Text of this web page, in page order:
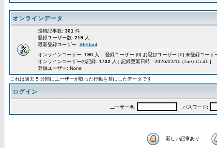
オンラインデータ
投稿記事数: 361 件
登録ユーザー数: 219 人
最新登録ユーザー: Stellaol
オンラインユーザー: 190 人 :: 登録ユーザー [0] お忍びユーザー [0] 未登録ユー
オンラインユーザーの記録: 1732 人 [ 記録更新日時 - 2026/02/10 (Tue) 15:41 ]
登録ユーザー: None
これは過去 5 分間にユーザーが取った行動を基にしたデータです
ログイン
ユーザー名: パスワード:
新しい記事あり